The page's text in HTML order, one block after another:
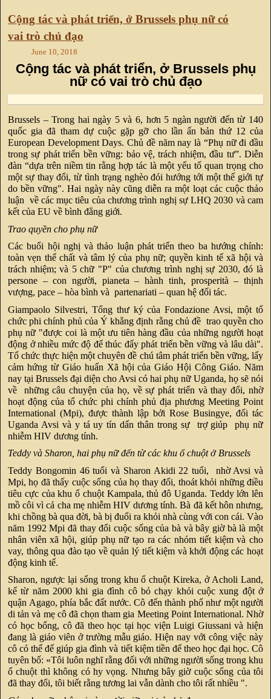
Cộng tác và phát triển, ở Brussels phụ nữ có
vai trò chủ đạo
June 10, 2018
Cộng tác và phát triển, ở Brussels phụ
nữ có vai trò chủ đạo
Brussels – Trong hai ngày 5 và 6, hơn 5 ngàn người đến từ 140
quốc gia đã tham dự cuộc gặp gỡ cho lần ấn bản thứ 12 của
European Development Days. Chủ đề năm nay là “Phụ nữ đi đầu
trong sự phát triển bền vững: bảo vệ, trách nhiệm, đầu tư”. Diễn
đàn “dựa trên niềm tin rằng hợp tác là một yếu tố quan trọng cho
một sự thay đổi, từ tình trạng nghèo đói hướng tới một thế giới tự
do bền vững". Hai ngày này cũng diễn ra một loạt các cuộc thảo
luận về các mục tiêu của chương trình nghị sự LHQ 2030 và cam
kết của EU về bình đẳng giới.
Trao quyền cho phụ nữ
Các buổi hội nghị và thảo luận phát triển theo ba hướng chính:
toàn vẹn thể chất và tâm lý của phụ nữ; quyền kinh tế xã hội và
trách nhiệm; và 5 chữ "P" của chương trình nghị sự 2030, đó là
persone – con người, pianeta – hành tinh, prosperità – thịnh
vượng, pace – hòa bình và partenariati – quan hệ đối tác.
Giampaolo Silvestri, Tổng thư ký của Fondazione Avsi, một tổ
chức phi chính phủ của Ý khẳng định rằng chủ đề trao quyền cho
phụ nữ "được coi là một ưu tiên hàng đầu của những người hoạt
động ở nhiều mức độ để thúc đẩy phát triển bền vững và lâu dài".
Tổ chức thực hiện một chuyên đề chú tâm phát triển bền vững, lấy
cảm hứng từ Giáo huấn Xã hội của Giáo Hội Công Giáo. Năm
nay tại Brussels đại diện cho Avsi có hai phụ nữ Uganda, họ sẽ nói
về những câu chuyện của họ, về sự phát triển và thay đổi, nhờ
hoạt động của tổ chức phi chính phủ địa phương Meeting Point
International (Mpi), được thành lập bởi Rose Busingye, đối tác
Uganda Avsi và y tá uy tín dấn thân trong sự trợ giúp phụ nữ
nhiễm HIV dương tính.
Teddy và Sharon, hai phụ nữ đến từ các khu ổ chuột ở Brussels
Teddy Bongomin 46 tuổi và Sharon Akidi 22 tuổi, nhờ Avsi và
Mpi, họ đã thấy cuộc sống của họ thay đổi, thoát khỏi những điều
tiêu cực của khu ổ chuột Kampala, thủ đô Uganda. Teddy lớn lên
mồ côi vì cả cha mẹ nhiễm HIV dương tính. Bà đã kết hôn nhưng,
khi chồng bà qua đời, bà bị đuổi ra khỏi nhà cùng với con cái. Vào
năm 1992 Mpi đã thay đổi cuộc sống của bà và bây giờ bà là một
nhân viên xã hội, giúp phụ nữ tạo ra các nhóm tiết kiệm và cho
vay, thông qua đào tạo về quản lý tiết kiệm và khởi động các hoạt
động kinh tế.
Sharon, ngược lại sống trong khu ổ chuột Kireka, ở Acholi Land,
kể từ năm 2000 khi gia đình cô bỏ chạy khỏi cuộc xung đột ở
quận Agago, phía bắc đất nước. Cô đến thành phố như một người
di tản và mẹ cô đã chọn tham gia Meeting Point International. Nhờ
có học bổng, cô đã theo học tại học viện Luigi Giussani và hiện
đang là giáo viên ở trường mẫu giáo. Hiện nay với công việc này
cô có thể để giúp gia đình và tiết kiệm tiền để theo học đại học. Cô
tuyên bố: «Tôi luôn nghĩ rằng đối với những người sống trong khu
ổ chuột thì không có hy vọng. Nhưng bây giờ cuộc sống của tôi
đã thay đổi, tôi biết rằng tương lai vẫn dành cho tôi rất nhiều ".